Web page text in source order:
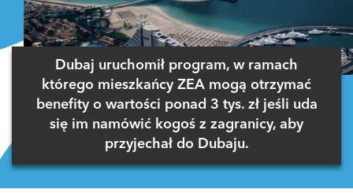
Dubaj uruchomił program, w ramach
którego mieszkańcy ZEA mogą otrzymać
benefity o wartości ponad 3 tys. zł jeśli uda
się im namówić kogoś z zagranicy, aby
przyjechał do Dubaju.